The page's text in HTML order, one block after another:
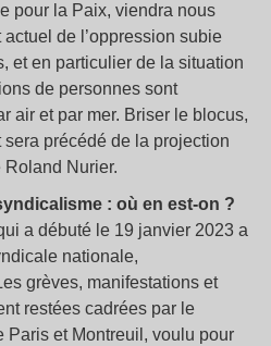
pour la Paix, viendra nous
de l’oppression subie
et en particulier de la situation
de personnes sont
air et par mer. Briser le blocus,
précédé de la projection
Nurier.
: où en est-on ?
a débuté le 19 janvier 2023 a
nationale,
grèves, manifestations et
restées cadrées par le
Paris et Montreuil, voulu pour